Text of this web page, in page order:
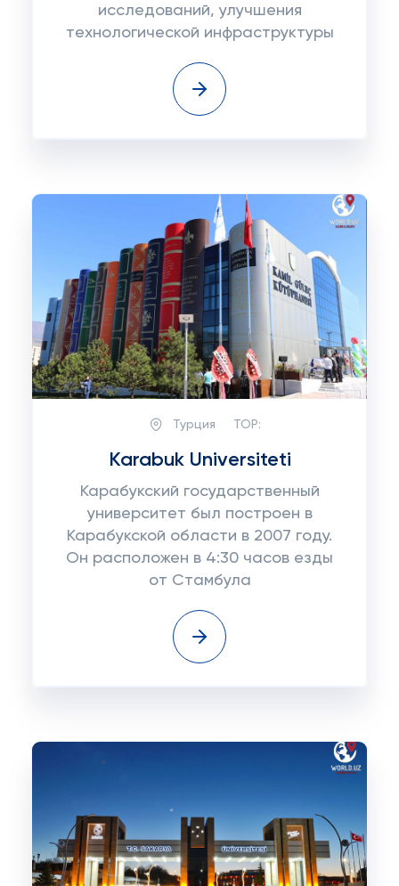
исследований, улучшения
технологической инфраструктуры
Турция TOP:
Karabuk Universiteti
Карабукский государственный
университет был построен в
Карабукской области в 2007 году.
Он расположен в 4:30 часов езды
от Стамбула